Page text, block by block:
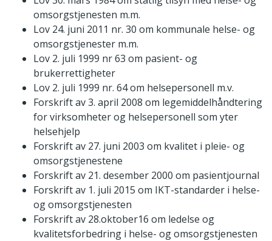
omsorgstjenesten m.m.
Lov 24. juni 2011 nr. 30 om kommunale helse- og
omsorgstjenester m.m.
Lov 2. juli 1999 nr 63 om pasient- og
brukerrettigheter
Lov 2. juli 1999 nr. 64 om helsepersonell m.v.
Forskrift av 3. april 2008 om legemiddelhåndtering
for virksomheter og helsepersonell som yter
helsehjelp
Forskrift av 27. juni 2003 om kvalitet i pleie- og
omsorgstjenestene
Forskrift av 21. desember 2000 om pasientjournal
Forskrift av 1. juli 2015 om IKT-standarder i helse-
og omsorgstjenesten
Forskrift av 28.oktober16 om ledelse og
kvalitetsforbedring i helse- og omsorgstjenesten